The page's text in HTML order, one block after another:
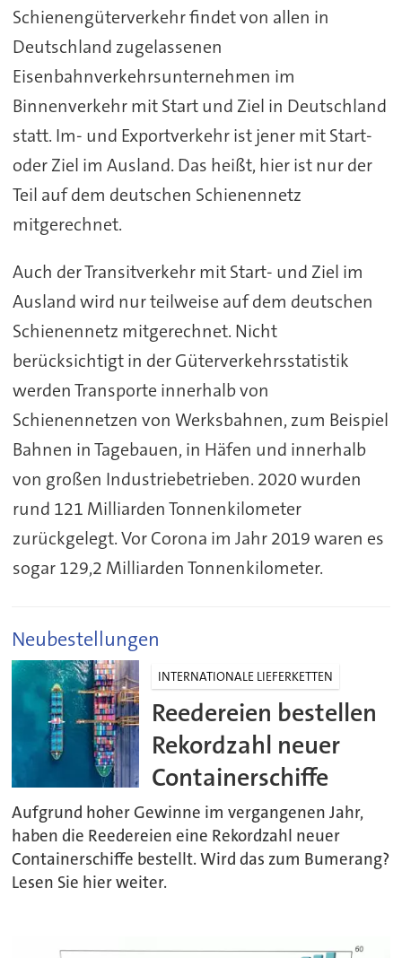
Schienengüterverkehr findet von allen in
Deutschland zugelassenen
Eisenbahnverkehrsunternehmen im
Binnenverkehr mit Start und Ziel in Deutschland
statt. Im- und Exportverkehr ist jener mit Start-
oder Ziel im Ausland. Das heißt, hier ist nur der
Teil auf dem deutschen Schienennetz
mitgerechnet.
Auch der Transitverkehr mit Start- und Ziel im
Ausland wird nur teilweise auf dem deutschen
Schienennetz mitgerechnet. Nicht
berücksichtigt in der Güterverkehrsstatistik
werden Transporte innerhalb von
Schienennetzen von Werksbahnen, zum Beispiel
Bahnen in Tagebauen, in Häfen und innerhalb
von großen Industriebetrieben. 2020 wurden
rund 121 Milliarden Tonnenkilometer
zurückgelegt. Vor Corona im Jahr 2019 waren es
sogar 129,2 Milliarden Tonnenkilometer.
Neubestellungen
INTERNATIONALE LIEFERKETTEN
Reedereien bestellen
Rekordzahl neuer
Containerschiffe
Aufgrund hoher Gewinne im vergangenen Jahr,
haben die Reedereien eine Rekordzahl neuer
Containerschiffe bestellt. Wird das zum Bumerang?
Lesen Sie hier weiter.